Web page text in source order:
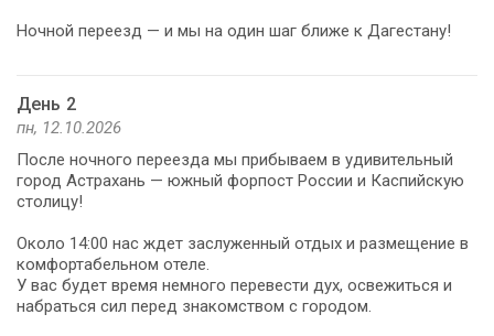
Ночной переезд — и мы на один шаг ближе к Дагестану!
День 2
пн, 12.10.2026
После ночного переезда мы прибываем в удивительный
город Астрахань — южный форпост России и Каспийскую
столицу!
Около 14:00 нас ждет заслуженный отдых и размещение в
комфортабельном отеле.
У вас будет время немного перевести дух, освежиться и
набраться сил перед знакомством с городом.